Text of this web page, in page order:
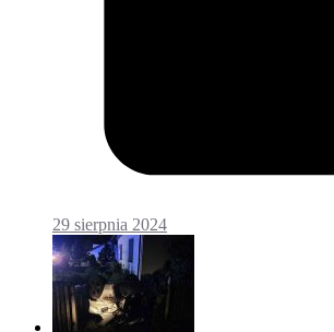
29 sierpnia 2024